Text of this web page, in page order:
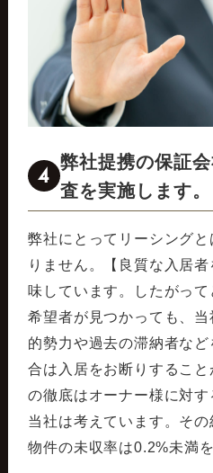
4
弊社提携の保証
査を実施します。
弊社にとってリーシング
りません。【良質な入居
味しています。したがっ
希望者が見つかっても、
的勢力や過去の滞納者な
合は入居をお断りするこ
の徹底はオーナー様に対
当社は考えています。そ
物件の未収率は0.2%未満